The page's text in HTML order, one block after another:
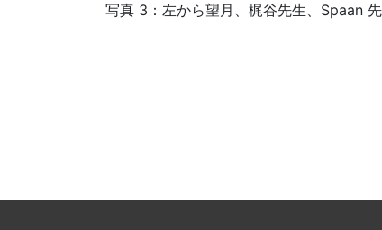
写真 3：左から望月、梶谷先生、Spaan